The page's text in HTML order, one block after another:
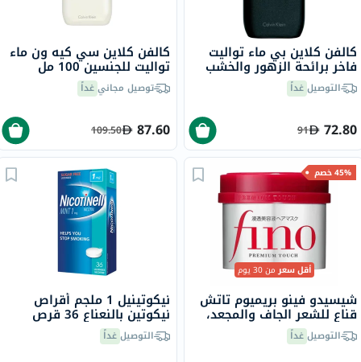
كالفن كلاين بي ماء تواليت
فاخر برائحة الزهور والخشب
100 ملالتوصيلغداً
72.80
91
كالفن كلاين سي كيه ون ماء
تواليت للجنسين 100 مل
توصيل مجانيغداً
87.60
109.50
45% خصم
أقل سعرمن 30 يوم
شيسيدو فينو بريميوم تاتش
قناع للشعر الجاف والمجعد،
230 جرامالتوصيلغداً
نيكوتينيل 1 ملجم أقراص
نيكوتين بالنعناع 36 قرص
التوصيلغداً